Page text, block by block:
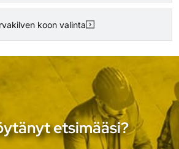
koon valinta
etsimääsi?